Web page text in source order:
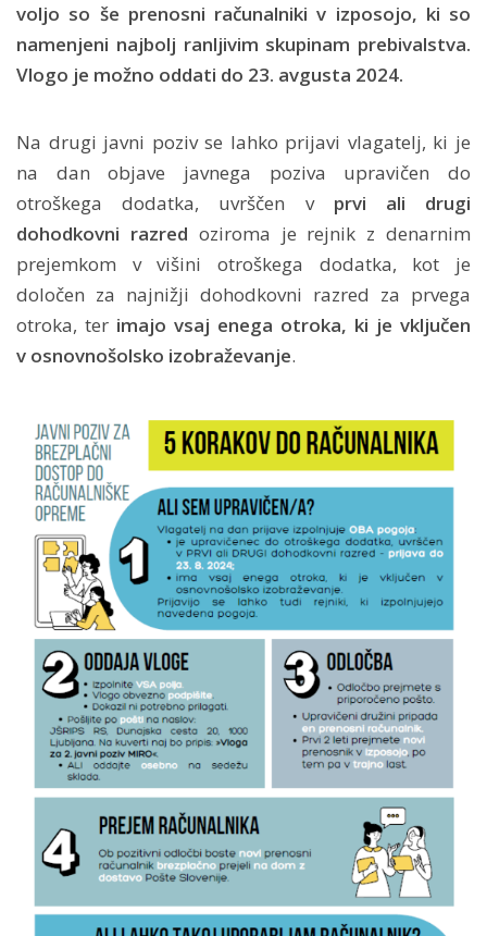
voljo so še prenosni računalniki v izposojo, ki so
namenjeni najbolj ranljivim skupinam prebivalstva.
Vlogo je možno oddati do 23. avgusta 2024.
Na drugi javni poziv se lahko prijavi vlagatelj, ki je
na dan objave javnega poziva upravičen do
otroškega dodatka, uvrščen v prvi ali drugi
dohodkovni razred oziroma je rejnik z denarnim
prejemkom v višini otroškega dodatka, kot je
določen za najnižji dohodkovni razred za prvega
otroka, ter imajo vsaj enega otroka, ki je vključen
v osnovnošolsko izobraževanje.